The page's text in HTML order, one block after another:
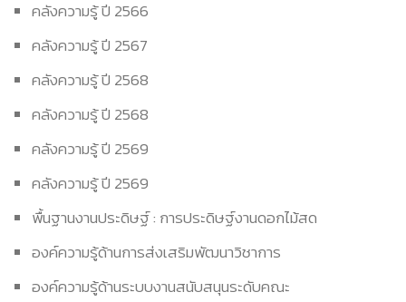
คลังความรู้ ปี 2566
คลังความรู้ ปี 2567
คลังความรู้ ปี 2568
คลังความรู้ ปี 2568
คลังความรู้ ปี 2569
คลังความรู้ ปี 2569
พื้นฐานงานประดิษฐ์ : การประดิษฐ์งานดอกไม้สด
องค์ความรู้ด้านการส่งเสริมพัฒนาวิชาการ
องค์ความรู้ด้านระบบงานสนับสนุนระดับคณะ